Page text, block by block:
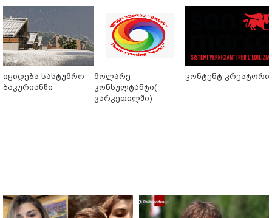
იყიდება სასტუმრო
ბაკურიანში
მოლარე-
კონსულტანტი(
ვარკეთილში)
კონტენტ კრეატორი